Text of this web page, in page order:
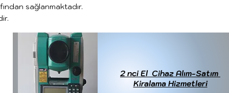
sağlanmaktadır.
2 nci El Cihaz Alım-Satım
Kiralama Hizmetleri